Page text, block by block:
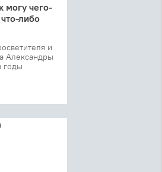
могу чего-
либо
и
Александры
годы